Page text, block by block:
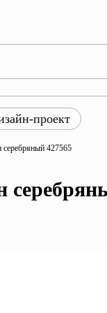
Лофт
проект
427565